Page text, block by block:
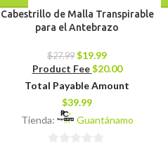
Cabestrillo de Malla Transpirable
para el Antebrazo
$27.99 $19.99
Product Fee $20.00
Total Payable Amount
$39.99
Tienda:
Guantánamo